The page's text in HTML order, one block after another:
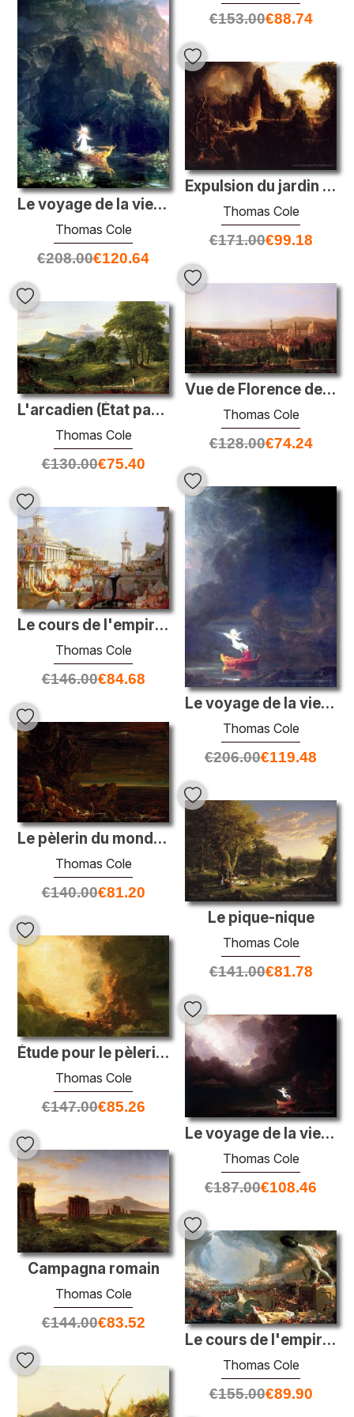
€153.00€88.74
Le voyage de la vie: l'enfance (détail)
Thomas Cole
€208.00€120.64
Expulsion du jardin d'Eden
Thomas Cole
€171.00€99.18
Vue de Florence de San Miniato
Thomas Cole
€128.00€74.24
L'arcadien (État pastoral)
Thomas Cole
€130.00€75.40
Le voyage de la vie: vieillesse (détail)
Thomas Cole
€206.00€119.48
Le cours de l'empire: la consommation de l'empire
Thomas Cole
€146.00€84.68
Le pèlerin du monde à la fin de son voyage (une partie de la sér
Thomas Cole
€140.00€81.20
Le pique-nique
Thomas Cole
€141.00€81.78
Étude pour le pèlerin de la croix à la fin de son voyage
Thomas Cole
€147.00€85.26
Le voyage de la vie: la vieillesse
Thomas Cole
€187.00€108.46
Campagna romain
Thomas Cole
€144.00€83.52
Le cours de l'empire: destruction
Thomas Cole
€155.00€89.90